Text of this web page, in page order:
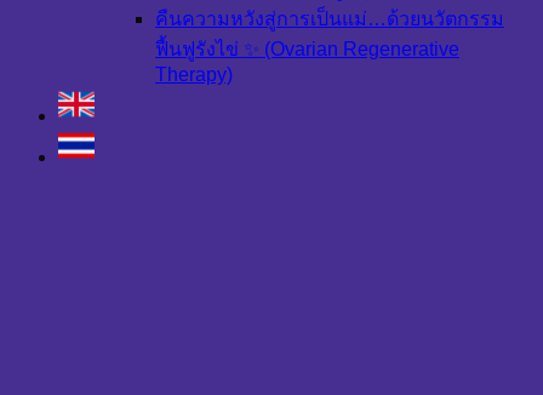
คืนความหวังสู่การเป็นแม่…ด้วยนวัตกรรม
ฟื้นฟูรังไข่ ✨ (Ovarian Regenerative
Therapy)